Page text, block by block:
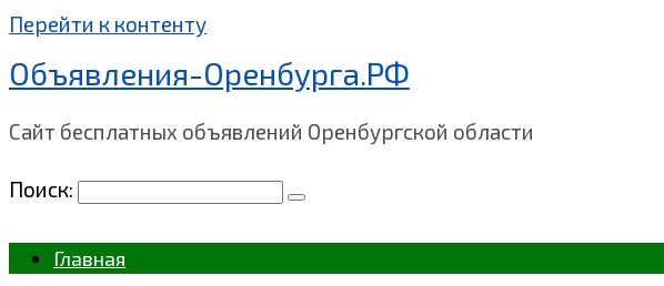
Перейти к контенту
Объявления-Оренбурга.РФ
Сайт бесплатных объявлений Оренбургской области
Поиск:
Главная